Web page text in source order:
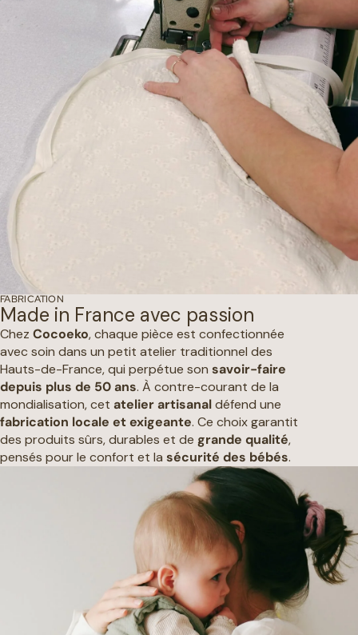
FABRICATION
Made in France avec passion
Chez Cocoeko, chaque pièce est confectionnée
avec soin dans un petit atelier traditionnel des
Hauts-de-France, qui perpétue son savoir-faire
depuis plus de 50 ans. À contre-courant de la
mondialisation, cet atelier artisanaldéfend une
fabrication locale et exigeante. Ce choix garantit
des produits sûrs, durables et de grande qualité,
pensés pour le confort et la sécurité des bébés.